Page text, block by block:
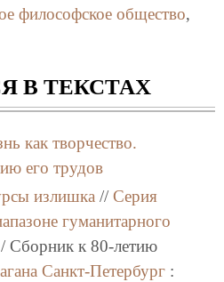
философское общество,
В ТЕКСТАХ
как творчество.
его трудов
излишка// Серия
гуманитарного
Сборник к 80-летию
Санкт-Петербург: